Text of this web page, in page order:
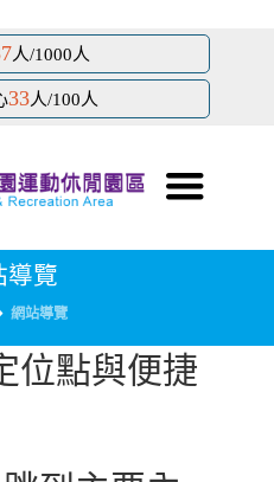
人/1000人
33人/100人
導覽
網站導覽
位點與便捷